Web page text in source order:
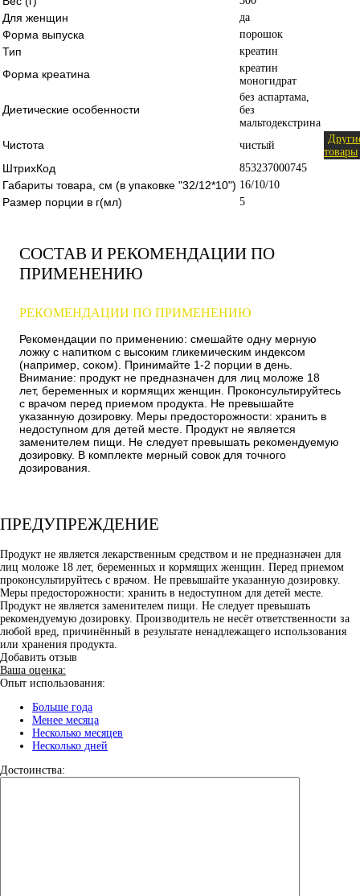
Для женщин да
Форма выпуска порошок
Тип креатин
Форма креатина
креатин
моногидрат
Диетические особенности
без аспартама,
без
мальтодекстрина
Чистота чистый
товары
ШтрихКод 853237000745
Габариты товара, см (в упаковке "32/12*10") 16/10/10
Размер порции в г(мл) 5
СОСТАВ И РЕКОМЕНДАЦИИ ПО
ПРИМЕНЕНИЮ
РЕКОМЕНДАЦИИ ПО ПРИМЕНЕНИЮ
Рекомендации по применению: смешайте одну мерную
ложку с напитком с высоким гликемическим индексом
(например, соком). Принимайте 1-2 порции в день.
Внимание: продукт не предназначен для лиц моложе 18
лет, беременных и кормящих женщин. Проконсультируйтесь
с врачом перед приемом продукта. Не превышайте
указанную дозировку. Меры предосторожности: хранить в
недоступном для детей месте. Продукт не является
заменителем пищи. Не следует превышать рекомендуемую
дозировку. В комплекте мерный совок для точного
дозирования.
ПРЕДУПРЕЖДЕНИЕ
Продукт не является лекарственным средством и не предназначен для
лиц моложе 18 лет, беременных и кормящих женщин. Перед приемом
проконсультируйтесь с врачом. Не превышайте указанную дозировку.
Меры предосторожности: хранить в недоступном для детей месте.
Продукт не является заменителем пищи. Не следует превышать
рекомендуемую дозировку. Производитель не несёт ответственности за
любой вред, причинённый в результате ненадлежащего использования
или хранения продукта.
Добавить отзыв
Ваша оценка:
Опыт использования:
Больше года
Менее месяца
Несколько месяцев
Несколько дней
Достоинства: